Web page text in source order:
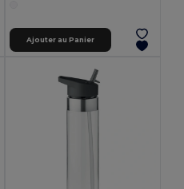
Ajouter au Panier